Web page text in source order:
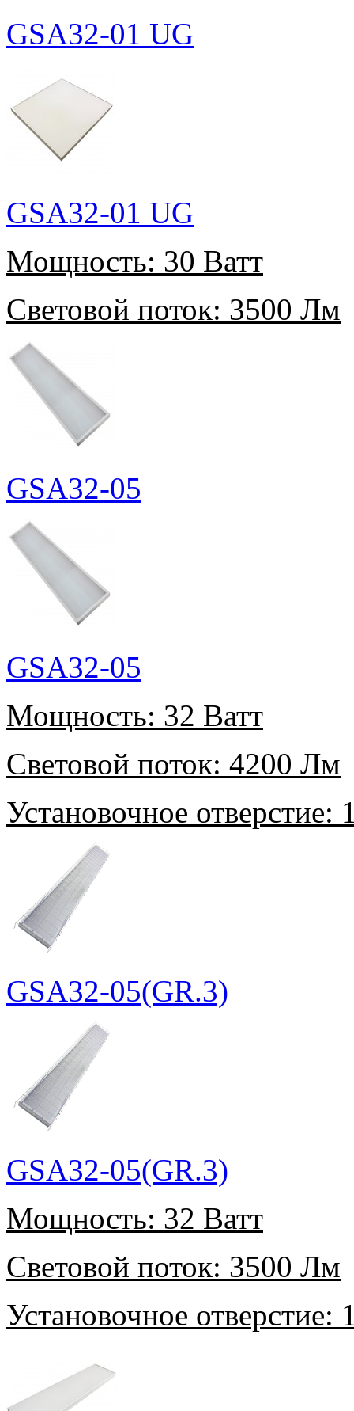
GSA32-01 UG
GSA32-01 UG
Мощность: 30 Ватт
Световой поток: 3500 Лм
GSA32-05
GSA32-05
Мощность: 32 Ватт
Световой поток: 4200 Лм
Установочное отверстие:
GSA32-05(GR.3)
GSA32-05(GR.3)
Мощность: 32 Ватт
Световой поток: 3500 Лм
Установочное отверстие: